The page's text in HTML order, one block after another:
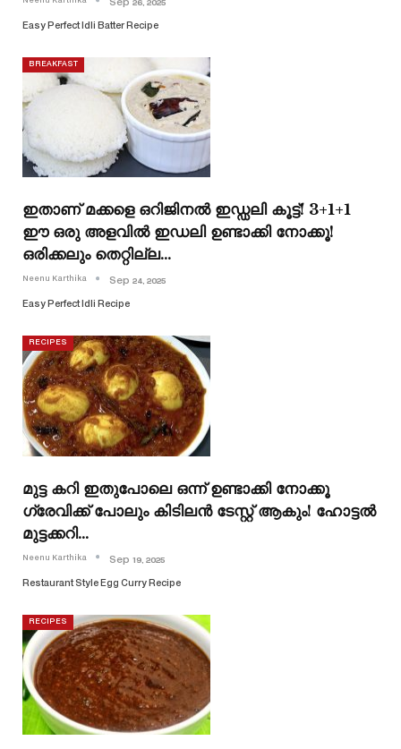
Sep 26, 2025
Easy Perfect Idli Batter Recipe
BREAKFAST
ഇതാണ് മക്കളെ ഒറിജിനൽ ഇഡ്ഡലി കൂട്ട്! 3+1+1
ഈ ഒരു അളവിൽ ഇഡലി ഉണ്ടാക്കി നോക്കൂ!
ഒരിക്കലും തെറ്റില്ല…
Neenu Karthika Sep 24, 2025
Easy Perfect Idli Recipe
RECIPES
മുട്ട കറി ഇതുപോലെ ഒന്ന് ഉണ്ടാക്കി നോക്കൂ
ഗ്രേവിക്ക്‌ പോലും കിടിലൻ ടേസ്റ്റ് ആകും! ഹോട്ടൽ
മുട്ടക്കറി…
Neenu Karthika Sep 19, 2025
Restaurant Style Egg Curry Recipe
RECIPES